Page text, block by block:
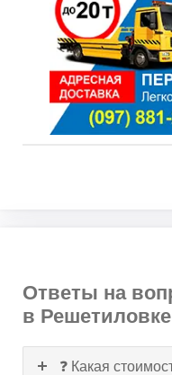
Ответы на
в Решетиловке
❓ Какая